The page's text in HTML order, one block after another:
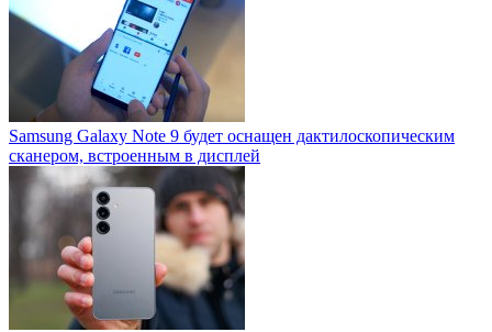
Samsung Galaxy Note 9 будет оснащен дактилоскопическим
сканером, встроенным в дисплей